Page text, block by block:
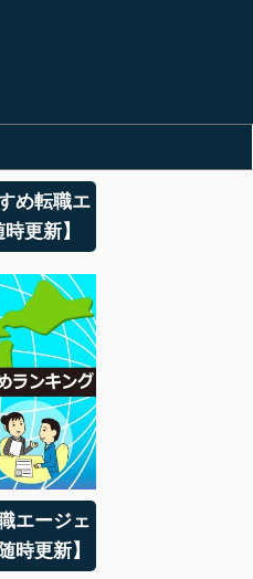
め転職エ
更新】
エージェ
時更新】